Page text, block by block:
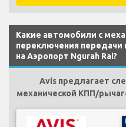
Какие автомобили с
переключения
на Аэропорт Ngurah Rai?
Avis предлагает
механической КПП/